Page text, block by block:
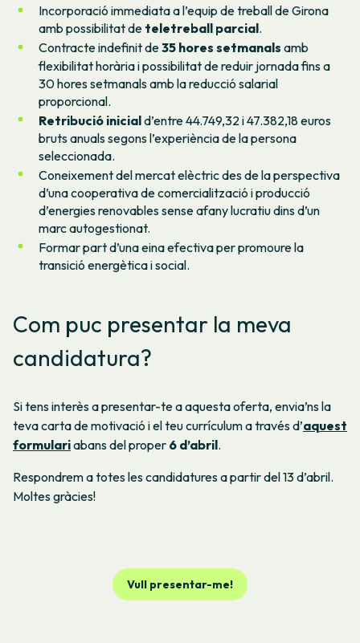
Incorporació immediata a l’equip de treball de Girona
amb possibilitat de teletreball parcial.
Contracte indefinit de35 hores setmanals amb
flexibilitat horària i possibilitat de reduir jornada fins a
30 hores setmanals amb la reducció salarial
proporcional.
Retribució iniciald’entre 44.749,32 i 47.382,18 euros
bruts anuals segons l’experiència de la persona
seleccionada.
Coneixement del mercat elèctric des de la perspectiva
d’una cooperativa de comercialització i producció
d’energies renovables sense afany lucratiu dins d’un
marc autogestionat.
Formar part d’una eina efectiva per promoure la
transició energètica i social.
Com puc presentar la meva
candidatura?
Si tens interès a presentar-te a aquesta oferta, envia’ns la
teva carta de motivació i el teu currículum a través d’aquest
formulariabans del proper 6 d’abril.
Respondrem a totes les candidatures a partir del 13 d’abril.
Moltes gràcies!
Vull presentar-me!